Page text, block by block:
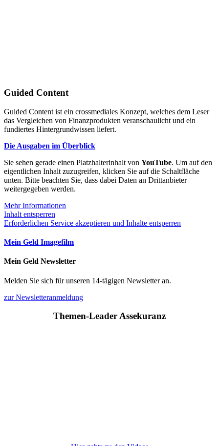
Guided Content
Guided Content ist ein crossmediales Konzept, welches dem Leser
das Vergleichen von Finanzprodukten veranschaulicht und ein
fundiertes Hintergrundwissen liefert.
Die Ausgaben im Überblick
Sie sehen gerade einen Platzhalterinhalt von YouTube. Um auf den
eigentlichen Inhalt zuzugreifen, klicken Sie auf die Schaltfläche
unten. Bitte beachten Sie, dass dabei Daten an Drittanbieter
weitergegeben werden.
Mehr Informationen
Inhalt entsperren
Erforderlichen Service akzeptieren und Inhalte entsperren
Mein Geld Imagefilm
Mein Geld Newsletter
Melden Sie sich für unseren 14-tägigen Newsletter an.
zur Newsletteranmeldung
Themen-Leader Assekuranz